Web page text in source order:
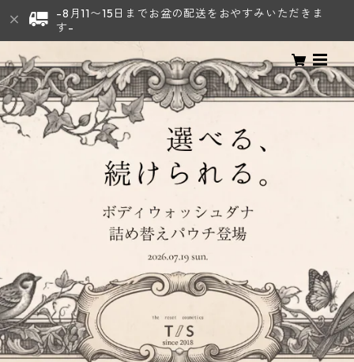
-8月11〜15日までお盆の配送をおやすみいただきま
す-